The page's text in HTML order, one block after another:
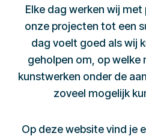
Elke dag werken wij
onze projecten tot een
dag voelt goed als wij
geholpen om, op welke
kunstwerken onder de
zoveel mogelijk
Op deze website vind je